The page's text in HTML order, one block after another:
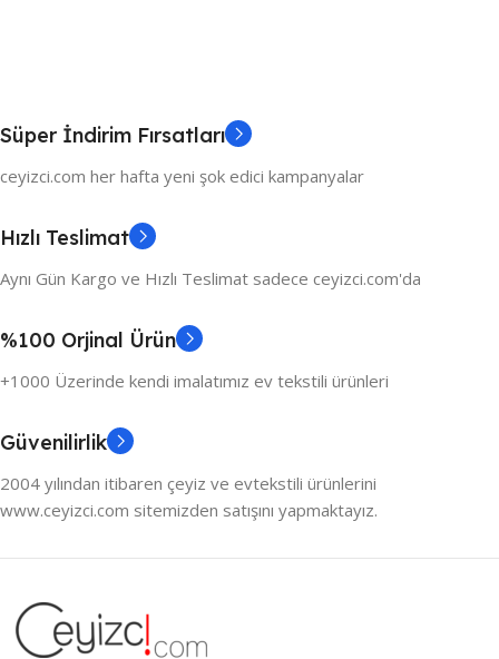
Süper İndirim Fırsatları
ceyizci.com her hafta yeni şok edici kampanyalar
Hızlı Teslimat
Aynı Gün Kargo ve Hızlı Teslimat sadece ceyizci.com'da
%100 Orjinal Ürün
+1000 Üzerinde kendi imalatımız ev tekstili ürünleri
Güvenilirlik
2004 yılından itibaren çeyiz ve evtekstili ürünlerini
www.ceyizci.com sitemizden satışını yapmaktayız.